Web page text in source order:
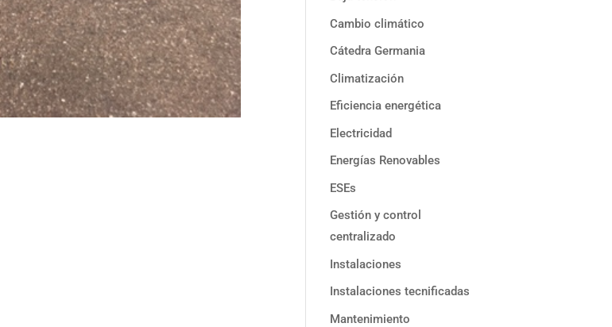
Cambio climático
Cátedra Germania
Climatización
Eficiencia energética
Electricidad
Energías Renovables
ESEs
Gestión y control
centralizado
Instalaciones
Instalaciones tecnificadas
Mantenimiento